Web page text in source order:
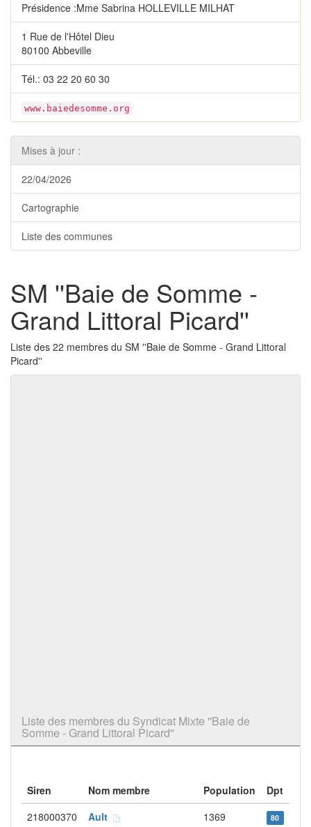
Présidence :Mme Sabrina HOLLEVILLE MILHAT
1 Rue de l'Hôtel Dieu
80100 Abbeville
Tél.: 03 22 20 60 30
www.baiedesomme.org
Mises à jour :
22/04/2026
Cartographie
Liste des communes
SM ''Baie de Somme -
Grand Littoral Picard''
Liste des 22 membres du SM ''Baie de Somme - Grand Littoral
Picard''
Liste des membres du Syndicat Mixte ''Baie de
Somme - Grand Littoral Picard''
Siren Nom membre Population
Dpt
218000370
Ault 1369 80